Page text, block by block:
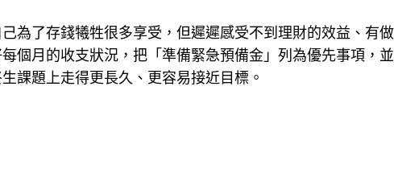
為了存錢犧牲很多享受，但遲遲感受不到理財的效益、有
個月的收支狀況，把「準備緊急預備金」列為優先事項，
課題上走得更長久、更容易接近目標。